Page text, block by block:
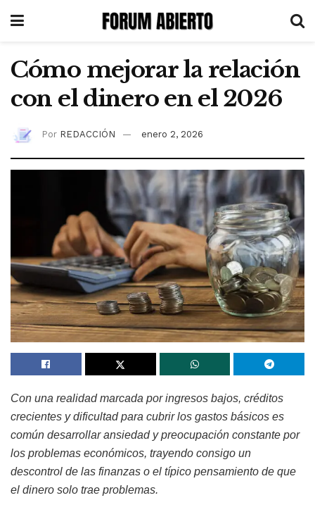
Cómo mejorar la relación
con el dinero en el 2026
Por REDACCIÓN enero 2, 2026
Con una realidad marcada por ingresos bajos, créditos
crecientes y dificultad para cubrir los gastos básicos es
común desarrollar ansiedad y preocupación constante por
los problemas económicos, trayendo consigo un
descontrol de las finanzas o el típico pensamiento de que
el dinero solo trae problemas.